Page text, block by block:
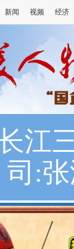
新闻 视频 经济
江
司: